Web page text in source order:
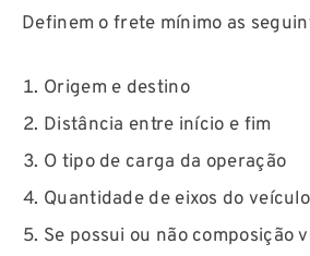
Definem o frete mínimo as
Origem e destino
Distância entre início e fim
O tipo de carga da operação
Quantidade de eixos do veículo
Se possui ou não composição